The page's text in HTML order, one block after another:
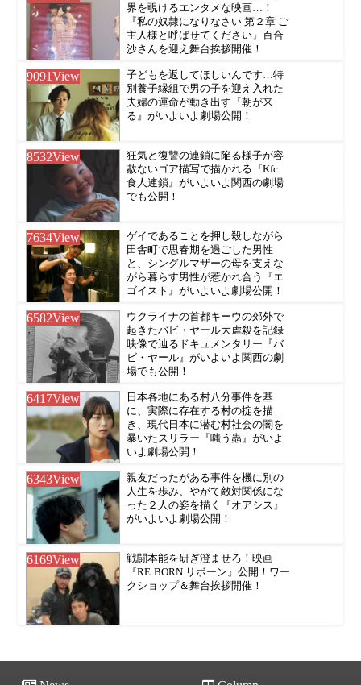
界を覗けるエンタメな映画…！
『私の奴隷になりなさい 第２章 ご
主人様と呼ばせてください』百合
沙さんを迎え舞台挨拶開催！
9091View
子どもを返してほしいんです…特
別養子縁組で男の子を迎え入れた
夫婦の運命が動き出す『朝が来
る』がいよいよ劇場公開！
8532View
狂気と復讐の連鎖に陥る様子が容
赦ないゴア描写で描かれる『Kfc
食人連鎖』がいよいよ関西の劇場
でも公開！
7634View
ゲイであることを押し殺しながら
田舎町で思春期を過ごした男性
と、シングルマザーの母を支えな
がら暮らす男性が惹かれ合う『エ
ゴイスト』がいよいよ劇場公開！
6582View
ウクライナの首都キーウの郊外で
起きたバビ・ヤール大虐殺を記録
映像で辿るドキュメンタリー『バ
ビ・ヤール』がいよいよ関西の劇
場でも公開！
6417View
日本各地にある村八分事件を基
に、実際に存在する村の掟を描
き、現代日本に潜む村社会の闇を
暴いたスリラー『嗤う蟲』がいよ
いよ劇場公開！
6343View
親友だったがある事件を機に別の
人生を歩み、やがて敵対関係にな
った２人の姿を描く『オアシス』
がいよいよ劇場公開！
6169View
戦闘本能を研ぎ澄ませろ！映画
『RE:BORN リボーン』公開！ワー
クショップ＆舞台挨拶開催！